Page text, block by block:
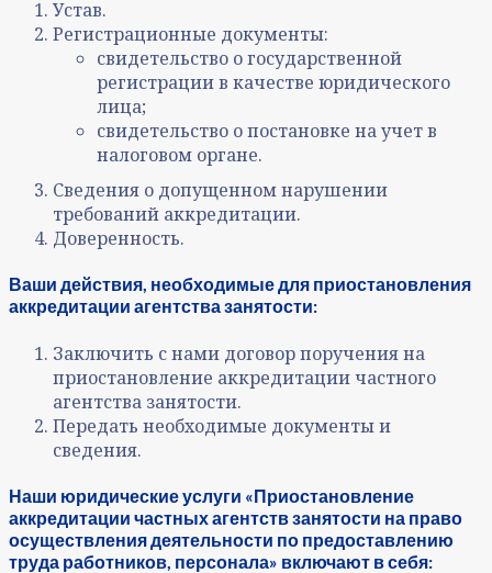
Устав.
Регистрационные документы:
свидетельство о государственной
регистрации в качестве юридического
лица;
свидетельство о постановке на учет в
налоговом органе.
Сведения о допущенном нарушении
требований аккредитации.
Доверенность.
Ваши действия, необходимые для приостановления
аккредитации агентства занятости:
Заключить с нами договор поручения на
приостановление аккредитации частного
агентства занятости.
Передать необходимые документы и
сведения.
Наши юридические услуги «Приостановление
аккредитации частных агентств занятости на право
осуществления деятельности по предоставлению
труда работников, персонала» включают в себя: